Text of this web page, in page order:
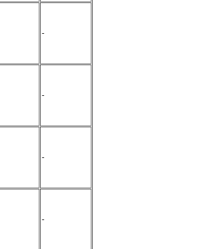
-
-
-
-